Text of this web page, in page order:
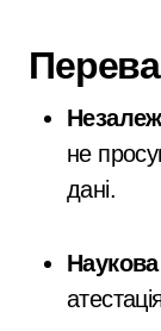
не
дані.